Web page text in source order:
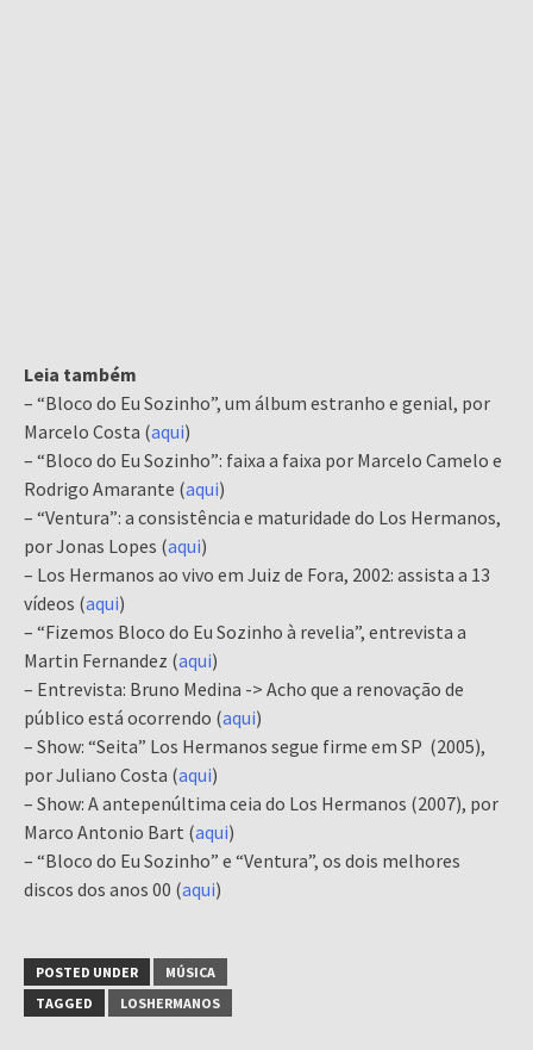
Leia também
– “Bloco do Eu Sozinho”, um álbum estranho e genial, por
Marcelo Costa (aqui)
– “Bloco do Eu Sozinho”: faixa a faixa por Marcelo Camelo e
Rodrigo Amarante (aqui)
– “Ventura”: a consistência e maturidade do Los Hermanos,
por Jonas Lopes (aqui)
– Los Hermanos ao vivo em Juiz de Fora, 2002: assista a 13
vídeos (aqui)
– “Fizemos Bloco do Eu Sozinho à revelia”, entrevista a
Martin Fernandez (aqui)
– Entrevista: Bruno Medina -> Acho que a renovação de
público está ocorrendo (aqui)
– Show: “Seita” Los Hermanos segue firme em SP (2005),
por Juliano Costa (aqui)
– Show: A antepenúltima ceia do Los Hermanos (2007), por
Marco Antonio Bart (aqui)
– “Bloco do Eu Sozinho” e “Ventura”, os dois melhores
discos dos anos 00 (aqui)
POSTED UNDER
MÚSICA
TAGGED
LOSHERMANOS